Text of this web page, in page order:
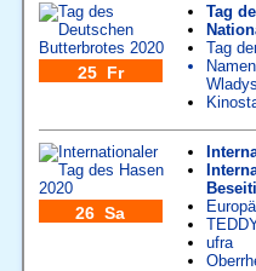
25 Fr
Tag
Tag
26 Sa
ufra